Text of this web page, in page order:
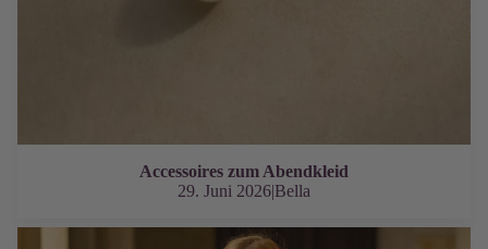
Accessoires zum Abendkleid
29. Juni 2026|Bella
Kleider für Mütter zum Abiball